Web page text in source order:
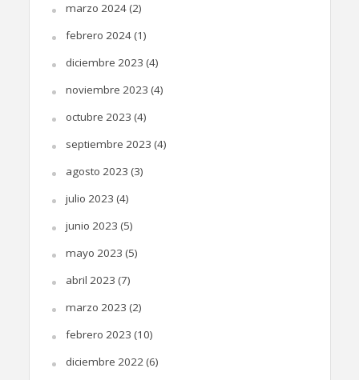
marzo 2024(2)
febrero 2024(1)
diciembre 2023 (4)
noviembre 2023 (4)
octubre 2023 (4)
septiembre 2023 (4)
agosto 2023 (3)
julio 2023 (4)
junio 2023 (5)
mayo 2023 (5)
abril 2023 (7)
marzo 2023 (2)
febrero 2023 (10)
diciembre 2022(6)